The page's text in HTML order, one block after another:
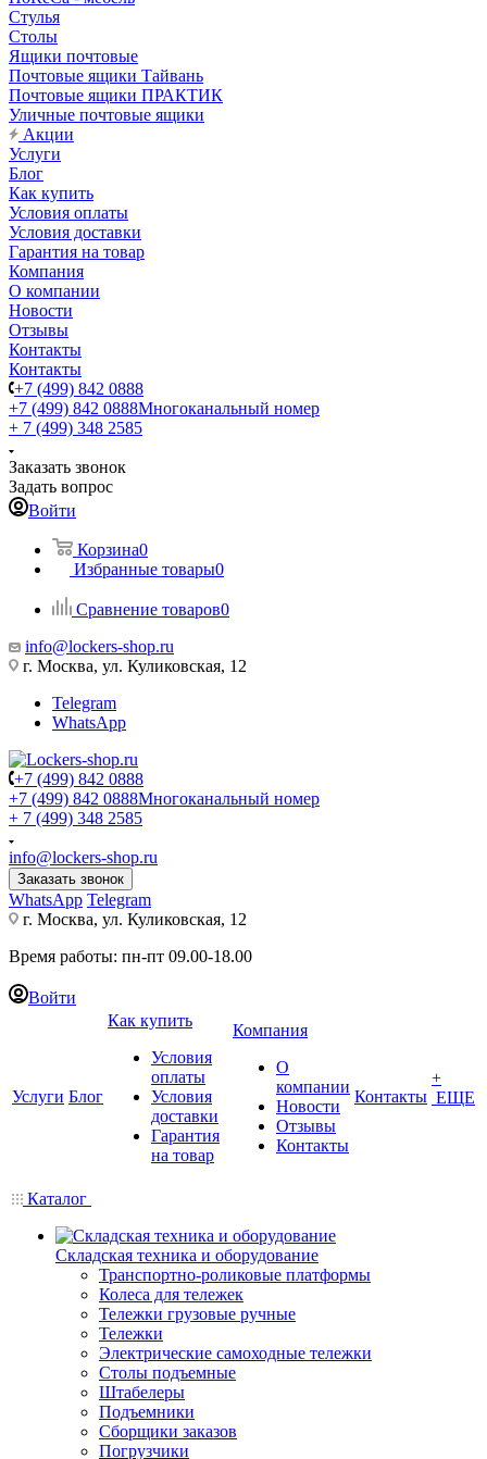
Стулья
Столы
Ящики почтовые
Почтовые ящики Тайвань
Почтовые ящики ПРАКТИК
Уличные почтовые ящики
Акции
Услуги
Блог
Как купить
Условия оплаты
Условия доставки
Гарантия на товар
Компания
О компании
Новости
Отзывы
Контакты
Контакты
+7 (499) 842 0888
+7 (499) 842 0888Многоканальный номер
+ 7 (499) 348 2585
Заказать звонок
Задать вопрос
Войти
Корзина0
Избранные товары0
Сравнение товаров0
info@lockers-shop.ru
г. Москва, ул. Куликовская, 12
Telegram
WhatsApp
+7 (499) 842 0888
+7 (499) 842 0888Многоканальный номер
+ 7 (499) 348 2585
info@lockers-shop.ru
Заказать звонок
WhatsApp Telegram
г. Москва, ул. Куликовская, 12
Время работы: пн-пт 09.00-18.00
Войти
Услуги Блог
Как купить
Условия
оплаты
Условия
доставки
Гарантия
на товар
Компания
О
компании
Новости
Отзывы
Контакты
Контакты
+
ЕЩЕ
Каталог
Складская техника и оборудование
Транспортно-роликовые платформы
Колеса для тележек
Тележки грузовые ручные
Тележки
Электрические самоходные тележки
Столы подъемные
Штабелеры
Подъемники
Сборщики заказов
Погрузчики